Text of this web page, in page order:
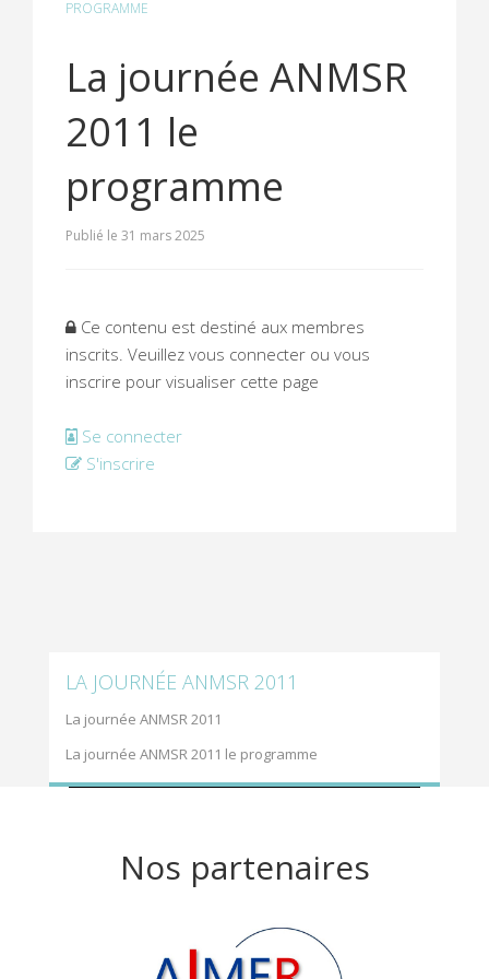
PROGRAMME
La journée ANMSR
2011 le
programme
Publié le 31 mars 2025
Ce contenu est destiné aux membres
inscrits. Veuillez vous connecter ou vous
inscrire pour visualiser cette page
Se connecter
S'inscrire
LA JOURNÉE ANMSR 2011
La journée ANMSR 2011
La journée ANMSR 2011 le programme
Nos partenaires